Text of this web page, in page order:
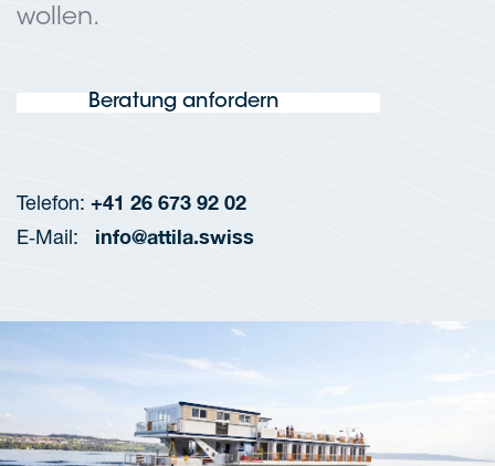
wollen.
Bera­tung anfordern
Tele­fon: +41 26 673 92 02
E‑Mail: info@attila.swiss